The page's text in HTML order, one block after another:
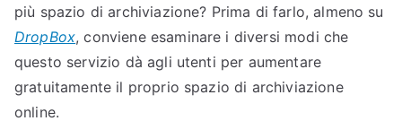
o
n
p
più spazio di archiviazione? Prima di farlo, almeno su
DropBox, conviene esaminare i diversi modi che
questo servizio dà agli utenti per aumentare
gratuitamente il proprio spazio di archiviazione
online.